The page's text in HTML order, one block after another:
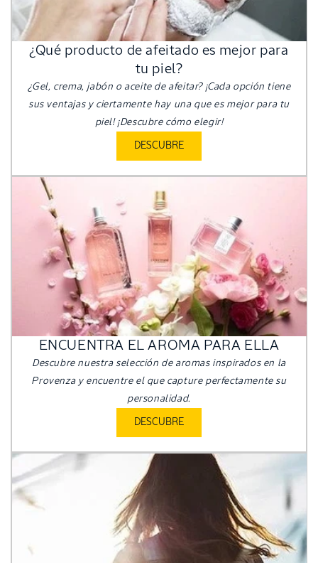
¿Qué producto de afeitado es mejor para
tu piel?
¿Gel, crema, jabón o aceite de afeitar? ¡Cada opción tiene
sus ventajas y ciertamente hay una que es mejor para tu
piel! ¡Descubre cómo elegir!
DESCUBRE
ENCUENTRA EL AROMA PARA ELLA
Descubre nuestra selección de aromas inspirados en la
Provenza y encuentre el que capture perfectamente su
personalidad.
DESCUBRE